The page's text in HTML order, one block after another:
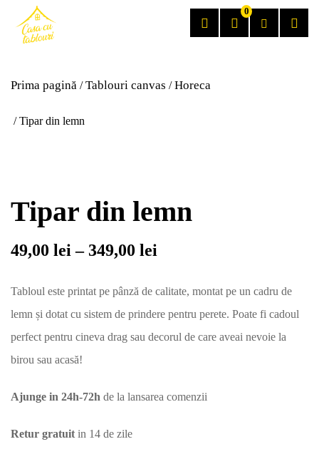
0
Prima pagină /Tablouri canvas /Horeca
/ Tipar din lemn
Tipar din lemn
49,00 lei – 349,00 lei
Tabloul este printat pe pânză de calitate, montat pe un cadru de
lemn și dotat cu sistem de prindere pentru perete. Poate fi cadoul
perfect pentru cineva drag sau decorul de care aveai nevoie la
birou sau acasă!
Ajunge in 24h-72h de la lansarea comenzii
Retur gratuit in 14 de zile